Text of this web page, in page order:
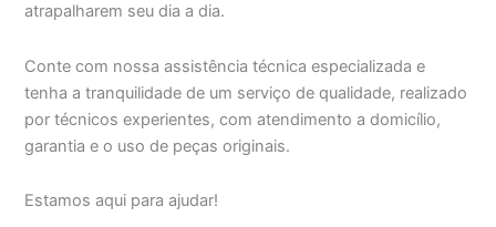
atrapalharem seu dia a dia.
Conte com nossa assistência técnica especializada e
tenha a tranquilidade de um serviço de qualidade, realizado
por técnicos experientes, com atendimento a domicílio,
garantia e o uso de peças originais.
Estamos aqui para ajudar!